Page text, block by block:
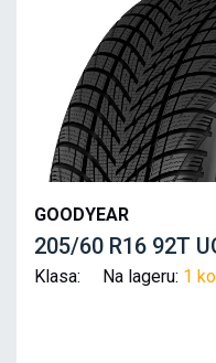
GOODYEAR
205/60 R16 92T
Klasa: Na lageru: 1